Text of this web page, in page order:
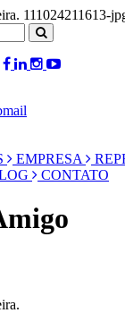
111024211613-
EMPRESA
CONTATO